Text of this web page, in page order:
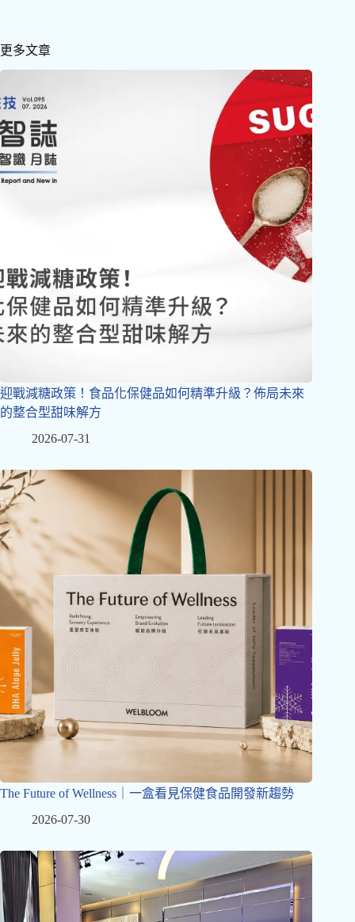
更多文章
迎戰減糖政策！食品化保健品如何精準升級？佈局未來
的整合型甜味解方
2026-07-31
The Future of Wellness｜一盒看見保健食品開發新趨勢
2026-07-30